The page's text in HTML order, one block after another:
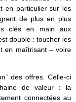
en particulier sur les
de plus en plus
clés en main aux
double : toucher les
en maîtrisant – voire
des offres. Celle-ci
de valeur : la
connectées au